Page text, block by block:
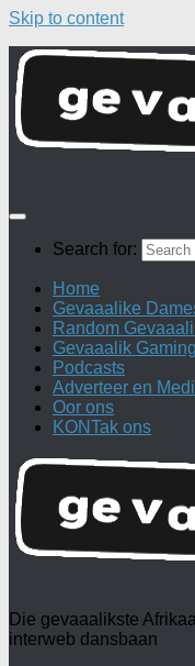
Skip to content
Search for:
Home
Gevaaalike
Random
Gevaaalik Gaming
Podcasts
Adverteer en
Oor ons
KONTak ons
Die gevaaalikste
interweb dansbaan